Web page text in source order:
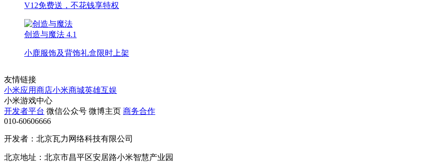
V12免费送，不花钱享特权
创造与魔法 4.1
小鹿服饰及背饰礼盒限时上架
友情链接
小米应用商店小米商城英雄互娱
小米游戏中心
开发者平台 微信公众号 微博主页 商务合作
010-60606666
开发者：北京瓦力网络科技有限公司
北京地址：北京市昌平区安居路小米智慧产业园